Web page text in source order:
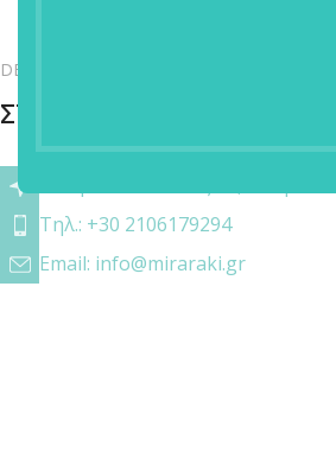
DESMIRA BEAUTY
ΣΤΟΙΧΕΙΑ ΕΠΙΚΟΙΝΩΝΙΑΣ
Tηλ.: +30 2106179294
Email: info@miraraki.gr